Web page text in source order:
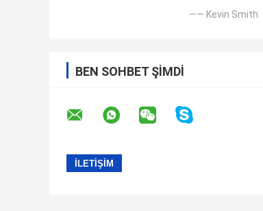
—— Kevin Smith
BEN SOHBET ŞIMDI